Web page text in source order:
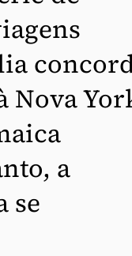
Nova
a
se